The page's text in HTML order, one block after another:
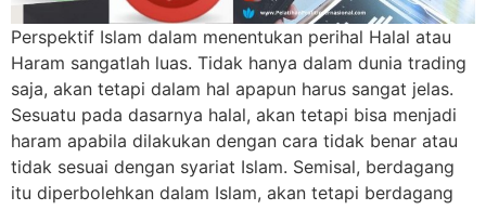
Perspektif Islam dalam menentukan perihal Halal atau
Haram sangatlah luas. Tidak hanya dalam dunia trading
saja, akan tetapi dalam hal apapun harus sangat jelas.
Sesuatu pada dasarnya halal, akan tetapi bisa menjadi
haram apabila dilakukan dengan cara tidak benar atau
tidak sesuai dengan syariat Islam. Semisal, berdagang
itu diperbolehkan dalam Islam, akan tetapi berdagang